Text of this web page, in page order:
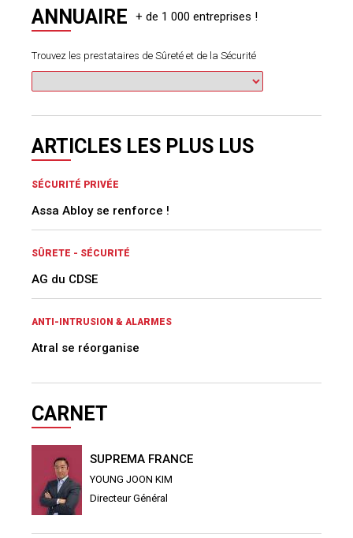
ANNUAIRE
Trouvez les prestataires de Sûreté et de la Sécurité
ARTICLES LES PLUS LUS
SÉCURITÉ PRIVÉE
Assa Abloy se renforce !
SÛRETE - SÉCURITÉ
AG du CDSE
ANTI-INTRUSION & ALARMES
Atral se réorganise
CARNET
SUPREMA FRANCE
YOUNG JOON KIM
Directeur Général